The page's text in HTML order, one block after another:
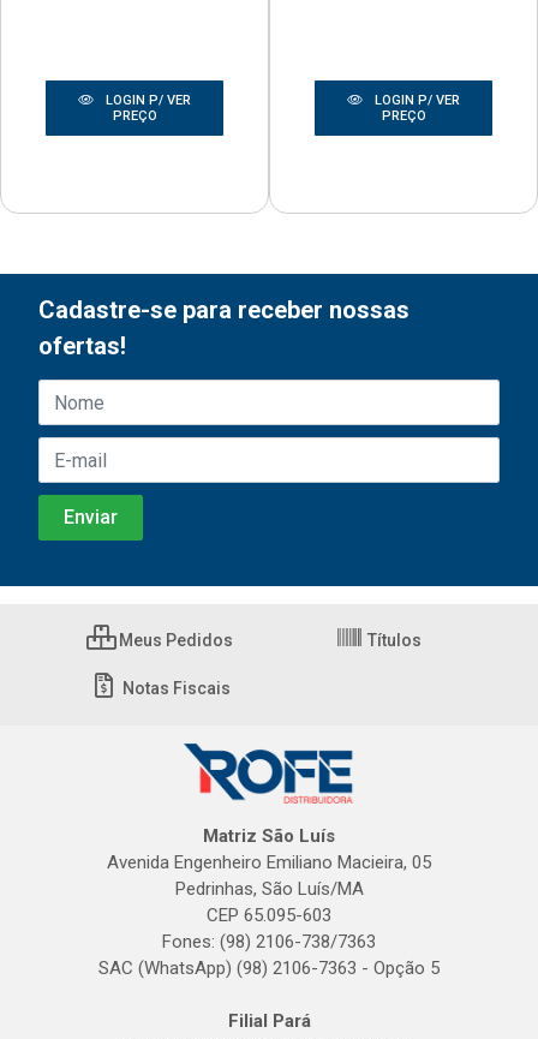
LOGIN P/ VER
PREÇO
LOGIN P/ VER
PREÇO
Cadastre-se para receber nossas
ofertas!
Meus Pedidos Títulos
Notas Fiscais
Matriz São Luís
Avenida Engenheiro Emiliano Macieira, 05
Pedrinhas, São Luís/MA
CEP 65.095-603
Fones: (98) 2106-738/7363
SAC (WhatsApp) (98) 2106-7363 - Opção 5
Filial Pará